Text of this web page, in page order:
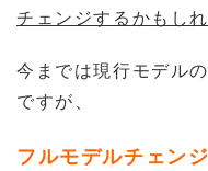
チェンジするかもし
今までは現行モデル
ですが、
フルモデルチェン